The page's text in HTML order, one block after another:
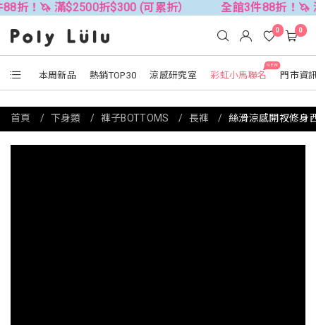
$2500折$300 (可累折） 全館3件88折！🦄 滿$2500折
本周新品 熱銷TOP30 涼感研究室
NEW
彩虹小馬聯名 門市資
0 0
首頁 下身類 褲子BOTTOMS 長褲 絲滑涼感開衩修身